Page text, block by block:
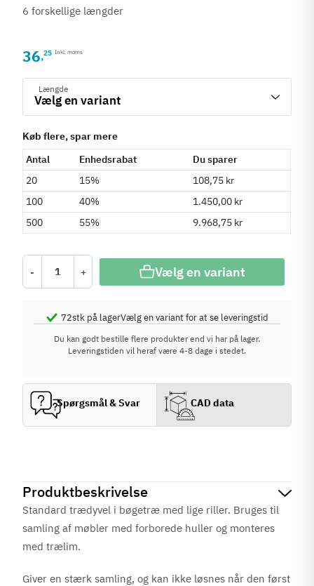
Produktbeskrivelse
Standard trædyvel i bøgetræ med lige riller. Bruges til
samling af møbler med forborede huller og monteres
med trælim.
Giver en stærk samling, og kan ikke løsnes når den først
6 forskellige længder
36,25 Inkl. moms
Længde
Køb flere, spar mere
Antal Enhedsrabat
Du sparer
20
15%
108,75 kr
100
40%
1.450,00 kr
500
55% 9.968,75 kr
- + Vælg en variant
72stk på lagerVælg en variant for at se leveringstid
Du kan godt bestille flere produkter end vi har på lager.
Leveringstiden vil heraf være 4-8 dage i stedet.
Spørgsmål & Svar CAD data